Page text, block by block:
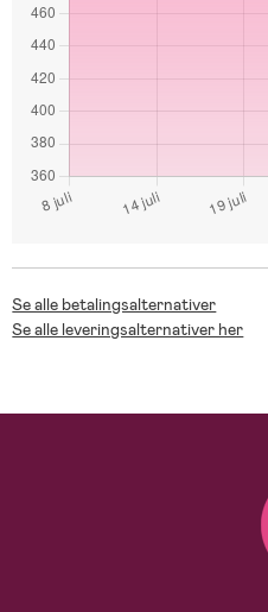
Se alle betalingsalternativer
Se alle leveringsalternativer her